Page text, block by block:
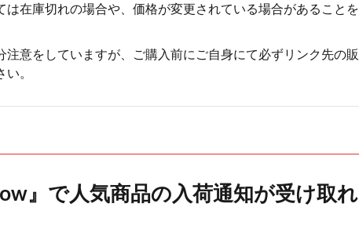
は在庫切れの場合や、価格が変更されている場合があることを
意をしていますが、ご購入前にご自身にて必ずリンク先の販
。
』で人気商品の入荷通知が受け取れ